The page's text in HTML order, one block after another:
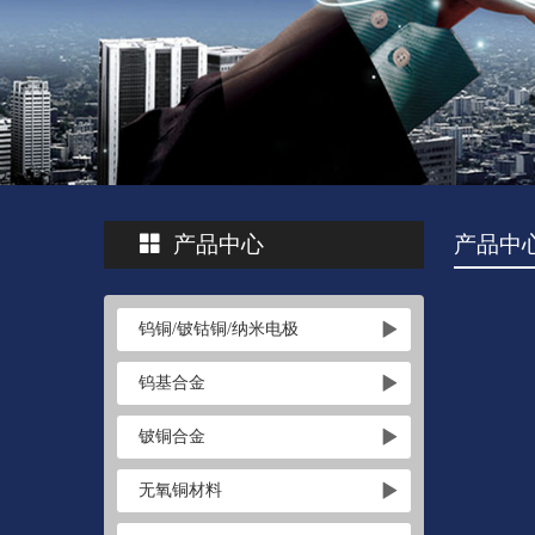
产品中心
钨铜/铍钴铜/纳米电极
钨基合金
铍铜合金
无氧铜材料
产品中